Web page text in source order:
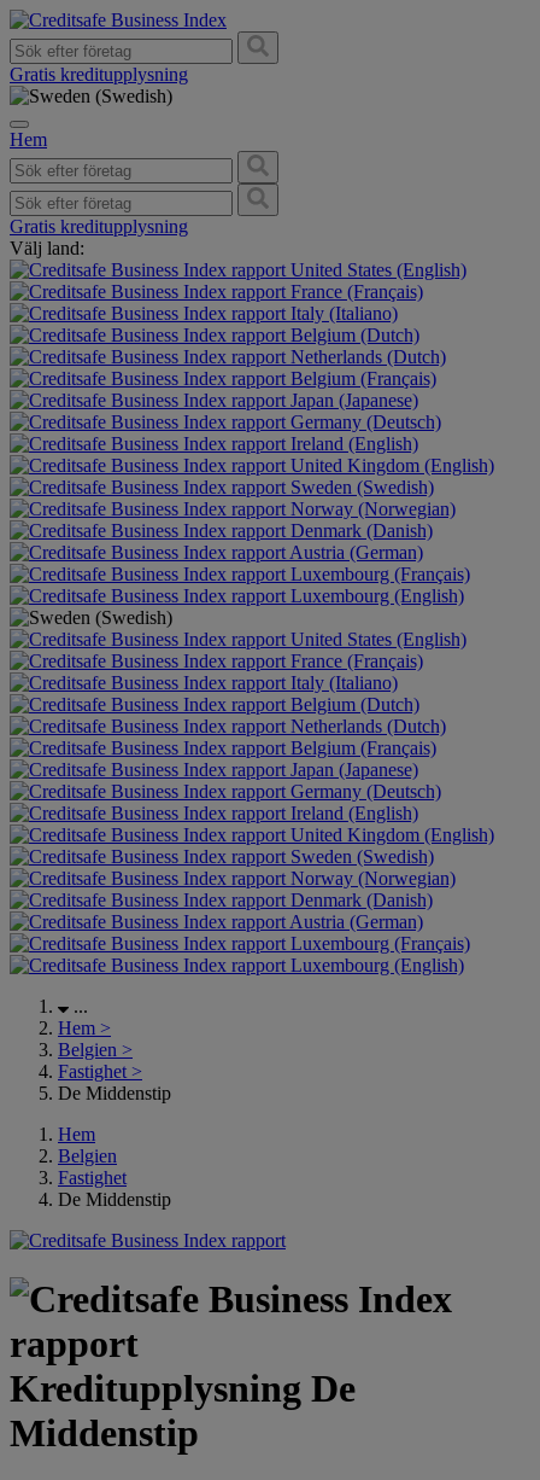
Gratis kreditupplysning
Hem
Gratis kreditupplysning
Välj land:
United States (English)
France (Français)
Italy (Italiano)
Belgium (Dutch)
Netherlands (Dutch)
Belgium (Français)
Japan (Japanese)
Germany (Deutsch)
Ireland (English)
United Kingdom (English)
Sweden (Swedish)
Norway (Norwegian)
Denmark (Danish)
Austria (German)
Luxembourg (Français)
Luxembourg (English)
United States (English)
France (Français)
Italy (Italiano)
Belgium (Dutch)
Netherlands (Dutch)
Belgium (Français)
Japan (Japanese)
Germany (Deutsch)
Ireland (English)
United Kingdom (English)
Sweden (Swedish)
Norway (Norwegian)
Denmark (Danish)
Austria (German)
Luxembourg (Français)
Luxembourg (English)
...
Hem >
Belgien >
Fastighet >
De Middenstip
Hem
Belgien
Fastighet
De Middenstip
Kreditupplysning De
Middenstip